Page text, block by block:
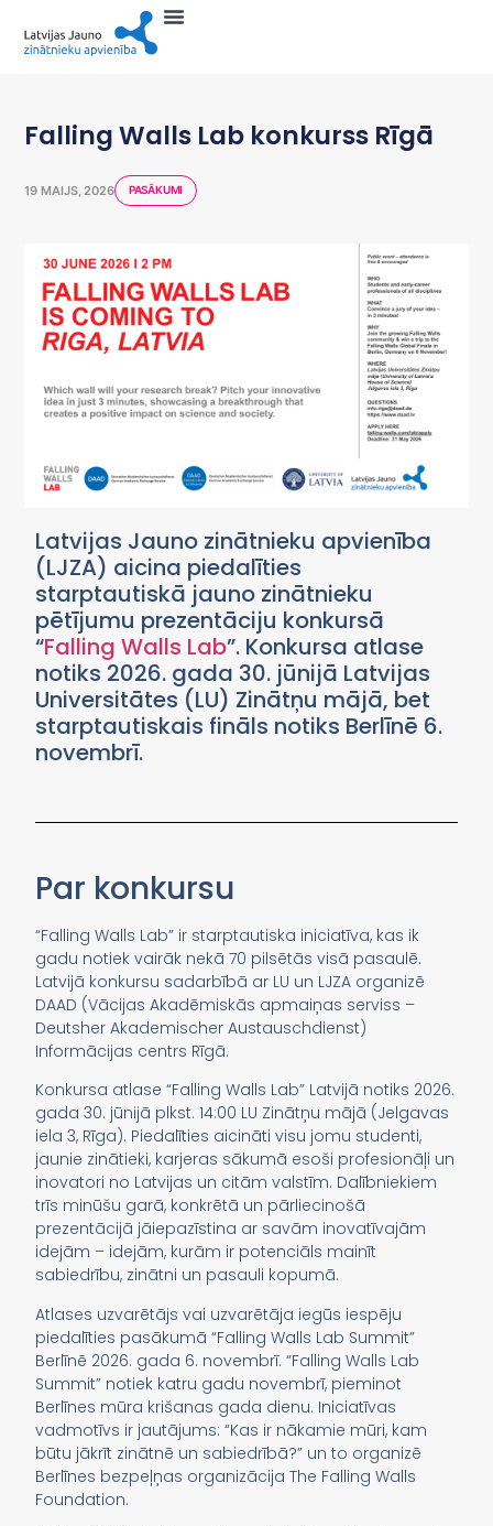
Falling Walls Lab konkurss Rīgā
19 MAIJS, 2026 PASĀKUMI
Latvijas Jauno zinātnieku apvienība
(LJZA) aicina piedalīties
starptautiskā jauno zinātnieku
pētījumu prezentāciju konkursā
“Falling Walls Lab”. Konkursa atlase
notiks 2026. gada 30. jūnijā Latvijas
Universitātes (LU) Zinātņu mājā, bet
starptautiskais fināls notiks Berlīnē 6.
novembrī.
Par konkursu
“Falling Walls Lab” ir starptautiska iniciatīva, kas ik
gadu notiek vairāk nekā 70 pilsētās visā pasaulē.
Latvijā konkursu sadarbībā ar LU un LJZA organizē
DAAD (Vācijas Akadēmiskās apmaiņas serviss –
Deutsher Akademischer Austauschdienst)
Informācijas centrs Rīgā.
Konkursa atlase “Falling Walls Lab” Latvijā notiks 2026.
gada 30. jūnijā plkst. 14:00 LU Zinātņu mājā (Jelgavas
iela 3, Rīga). Piedalīties aicināti visu jomu studenti,
jaunie zinātieki, karjeras sākumā esoši profesionāļi un
inovatori no Latvijas un citām valstīm. Dalībniekiem
trīs minūšu garā, konkrētā un pārliecinošā
prezentācijā jāiepazīstina ar savām inovatīvajām
idejām – idejām, kurām ir potenciāls mainīt
sabiedrību, zinātni un pasauli kopumā.
Atlases uzvarētājs vai uzvarētāja iegūs iespēju
piedalīties pasākumā “Falling Walls Lab Summit”
Berlīnē 2026. gada 6. novembrī. “Falling Walls Lab
Summit” notiek katru gadu novembrī, pieminot
Berlīnes mūra krišanas gada dienu. Iniciatīvas
vadmotīvs ir jautājums: “Kas ir nākamie mūri, kam
būtu jākrīt zinātnē un sabiedrībā?” un to organizē
Berlīnes bezpeļņas organizācija The Falling Walls
Foundation.